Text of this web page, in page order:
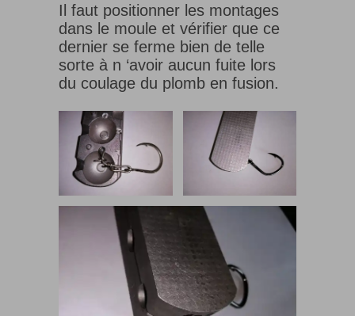
Il faut positionner les montages
dans le moule et vérifier que ce
dernier se ferme bien de telle
sorte à n ‘avoir aucun fuite lors
du coulage du plomb en fusion.